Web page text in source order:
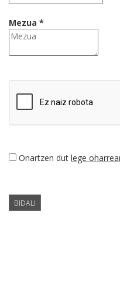
Mezua *
Onartzen dut lege
BIDALI